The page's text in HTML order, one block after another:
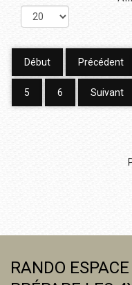
Début Précédent
5 6 Suivant
RANDO